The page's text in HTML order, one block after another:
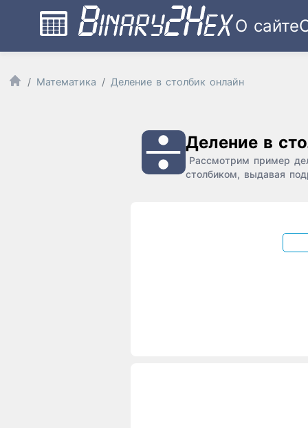
О сайте
Математика Деление в столбик онлайн
Деление в
Рассмотрим пример
столбиком, выдавая